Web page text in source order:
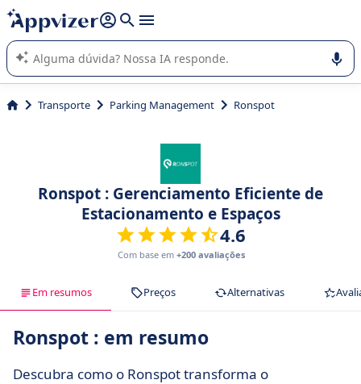
de nossa IA (várias linhas com
A IA do Appvizer o orienta no uso ou na seleção de software
SaaS para sua empresa.
Transporte Parking Management Ronspot
Ronspot : Gerenciamento Eficiente de
Estacionamento e Espaços
4.6
Com base em +200 avaliações
Em resumos Preços Alternativas
Ronspot : em resumo
Descubra como o Ronspot transforma o